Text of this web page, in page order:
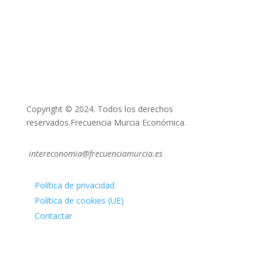
Copyright © 2024. Todos los derechos
reservados.Frecuencia Murcia Económica.
intereconomia@frecuenciamurcia.es
Política de privacidad
Política de cookies (UE)
Contactar